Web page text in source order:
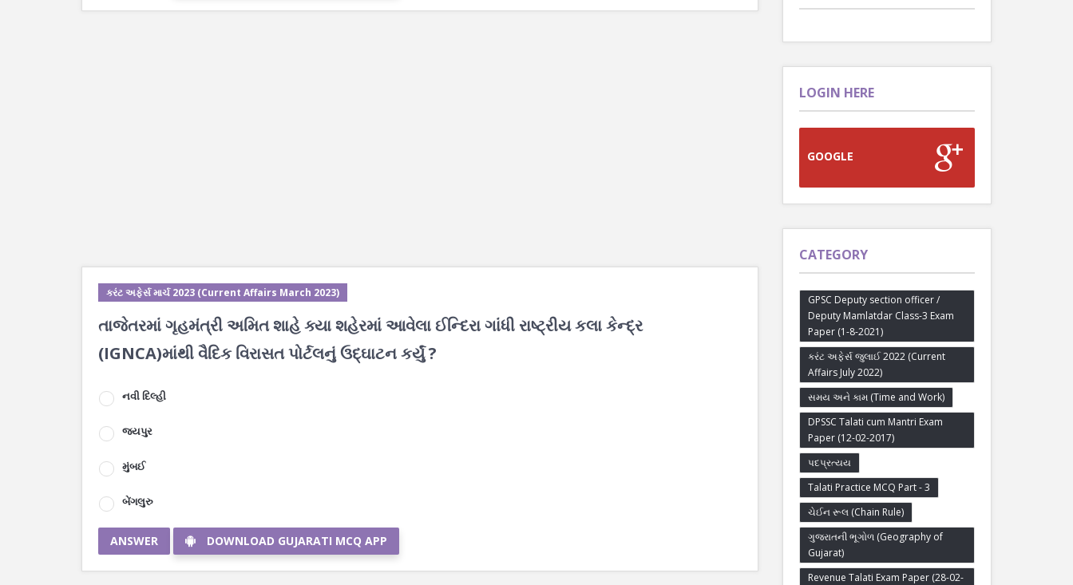
કરંટ અફેર્સ માર્ચ 2023 (Current Affairs March 2023)
તાજેતરમાં ગૃહમંત્રી અમિત શાહે ક્યા શહેરમાં આવેલા ઈન્દિરા ગાંધી રાષ્ટ્રીય કલા કેન્દ્ર
(IGNCA)માંથી વૈદિક વિરાસત પોર્ટલનું ઉદ્ઘાટન કર્યું ?
નવી દિલ્હી
જયપુર
મુંબઈ
બેંગલુરુ
ANSWER DOWNLOAD GUJARATI MCQ APP
LOGIN HERE
GOOGLE
CATEGORY
GPSC Deputy section officer /
Deputy Mamlatdar Class-3 Exam
Paper (1-8-2021)
કરંટ અફેર્સ જુલાઈ 2022 (Current
Affairs July 2022)
સમય અને કામ (Time and Work)
DPSSC Talati cum Mantri Exam
Paper (12-02-2017)
પદપ્રત્યય
Talati Practice MCQ Part - 3
ચેઈન રૂલ (Chain Rule)
ગુજરાતની ભૂગોળ (Geography of
Gujarat)
Revenue Talati Exam Paper (28-02-